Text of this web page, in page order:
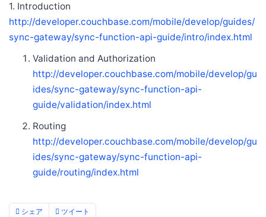
1. Introduction
http://developer.couchbase.com/mobile/develop/guides/
sync-gateway/sync-function-api-guide/intro/index.html
Validation and Authorization
http://developer.couchbase.com/mobile/develop/gu
ides/sync-gateway/sync-function-api-
guide/validation/index.html
Routing
http://developer.couchbase.com/mobile/develop/gu
ides/sync-gateway/sync-function-api-
guide/routing/index.html
シェア ツイート